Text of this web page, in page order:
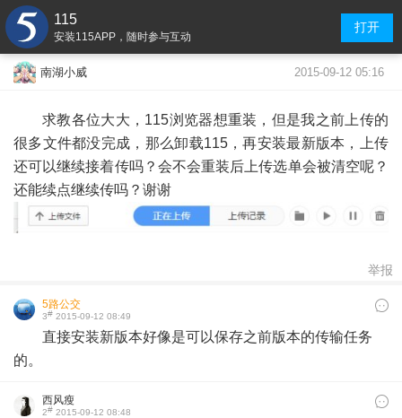
115
安装115APP，随时参与互动
打开
南湖小威 2015-09-12 05:16
求教各位大大，115浏览器想重装，但是我之前上传的
很多文件都没完成，那么卸载115，再安装最新版本，上传
还可以继续接着传吗？会不会重装后上传选单会被清空呢？
还能续点继续传吗？谢谢
举报
5路公交
3# 2015-09-12 08:49
直接安装新版本好像是可以保存之前版本的传输任务
的。
西风瘦
2# 2015-09-12 08:48